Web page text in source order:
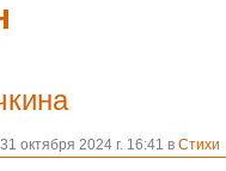
31 октября 2024 г. 16:41 в Стихи